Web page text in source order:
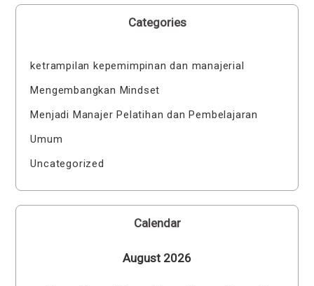
Categories
ketrampilan kepemimpinan dan manajerial
Mengembangkan Mindset
Menjadi Manajer Pelatihan dan Pembelajaran
Umum
Uncategorized
Calendar
August 2026